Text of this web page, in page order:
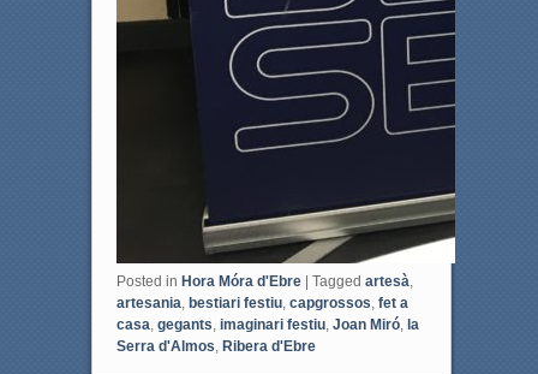
Posted in Hora Móra d'Ebre | Tagged artesà
artesania bestiari festiu, capgrossos fet a
casa gegants imaginari festiu, Joan Miró, la
Serra d'Almos Ribera d'Ebre